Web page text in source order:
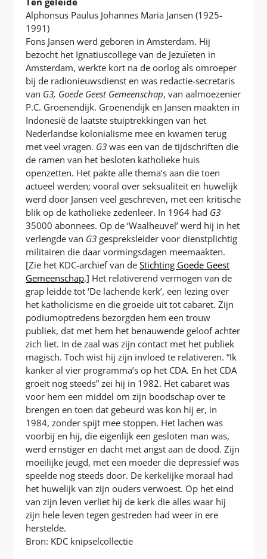
Alphonsus Paulus Johannes Maria Jansen (1925-
1991)
Fons Jansen werd geboren in Amsterdam. Hij
bezocht het Ignatiuscollege van de Jezuïeten in
Amsterdam, werkte kort na de oorlog als omroeper
bij de radionieuwsdienst en was redactie-secretaris
van G3, Goede Geest Gemeenschap, van aalmoezenier
P.C. Groenendijk. Groenendijk en Jansen maakten in
Indonesië de laatste stuiptrekkingen van het
Nederlandse kolonialisme mee en kwamen terug
met veel vragen. G3 was een van de tijdschriften die
de ramen van het besloten katholieke huis
openzetten. Het pakte alle thema’s aan die toen
actueel werden; vooral over seksualiteit en huwelijk
werd door Jansen veel geschreven, met een kritische
blik op de katholieke zedenleer. In 1964 had G3
35000 abonnees. Op de ‘Waalheuvel’ werd hij in het
verlengde van G3 gespreksleider voor dienstplichtig
militairen die daar vormingsdagen meemaakten.
[Zie het KDC-archief van deStichting Goede Geest
Gemeenschap.] Het relativerend vermogen van de
grap leidde tot ‘De lachende kerk’, een lezing over
het katholicisme en die groeide uit tot cabaret. Zijn
podiumoptredens bezorgden hem een trouw
publiek, dat met hem het benauwende geloof achter
zich liet. In de zaal was zijn contact met het publiek
magisch. Toch wist hij zijn invloed te relativeren. “Ik
kanker al vier programma’s op het CDA. En het CDA
groeit nog steeds” zei hij in 1982. Het cabaret was
voor hem een middel om zijn boodschap over te
brengen en toen dat gebeurd was kon hij er, in
1984, zonder spijt mee stoppen. Het lachen was
voorbij en hij, die eigenlijk een gesloten man was,
werd ernstiger en dacht met angst aan de dood. Zijn
moeilijke jeugd, met een moeder die depressief was
speelde nog steeds door. De kerkelijke moraal had
het huwelijk van zijn ouders verwoest. Op het eind
van zijn leven verliet hij de kerk die alles waar hij
zijn hele leven tegen gestreden had weer in ere
herstelde.
Bron: KDC knipselcollectie